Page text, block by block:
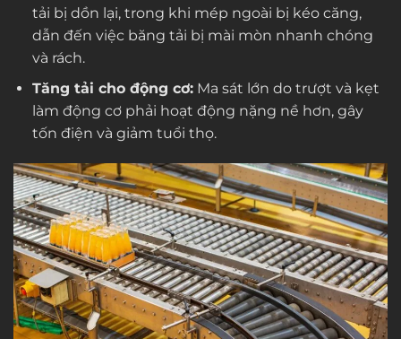
tải bị dồn lại, trong khi mép ngoài bị kéo căng,
dẫn đến việc băng tải bị mài mòn nhanh chóng
và rách.
Tăng tải cho động cơ:Ma sát lớn do trượt và kẹt
làm động cơ phải hoạt động nặng nề hơn, gây
tốn điện và giảm tuổi thọ.